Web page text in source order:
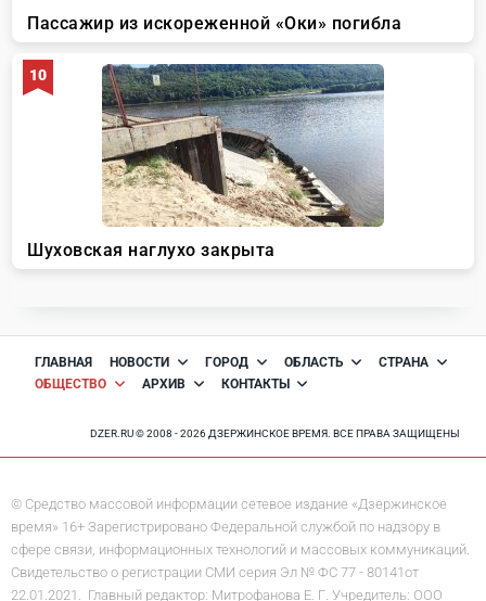
ГЛАВНАЯ НОВОСТИ ГОРОД ОБЛАСТЬ
СТРАНА
ОБЩЕСТВО
АРХИВ КОНТАКТЫ
DZER.RU © 2008 - 2026 ДЗЕРЖИНСКОЕ ВРЕМЯ. ВСЕ ПРАВА ЗАЩИЩЕНЫ
© Средство массовой информации сетевое издание «Дзержинское
время» 16+ Зарегистрировано Федеральной службой по надзору в
сфере связи, информационных технологий и массовых коммуникаций.
Свидетельство о регистрации СМИ серия Эл № ФС 77 - 80141от
22.01.2021. Главный редактор: Митрофанова Е. Г. Учредитель: ООО